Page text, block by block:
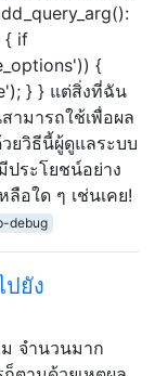
{ if
{
} } แต่สิ่งที่ฉัน
ามารถใช้เพื่อผล
ยวิธีนี้ผู้ดูแลระบบ
ประโยชน์อย่าง
อใด ๆ เช่นเคย!
debug
ปยัง
จำนวนมาก